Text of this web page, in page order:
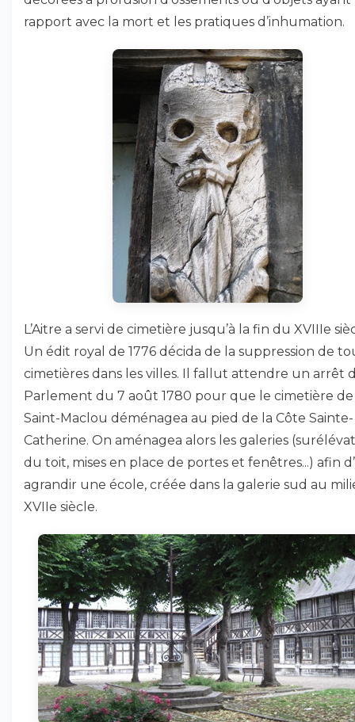
rapport avec la mort et les pratiques d’inhumation.
L’Aitre a servi de cimetière jusqu’à la fin du XVIIIe
Un édit royal de 1776 décida de la suppression de
cimetières dans les villes. Il fallut attendre un arrêt
Parlement du 7 août 1780 pour que le cimetière de
Saint-Maclou déménagea au pied de la Côte Sainte-
Catherine. On aménagea alors les galeries
du toit, mises en place de portes et fenêtres...) afin
agrandir une école, créée dans la galerie sud au
XVIIe siècle.